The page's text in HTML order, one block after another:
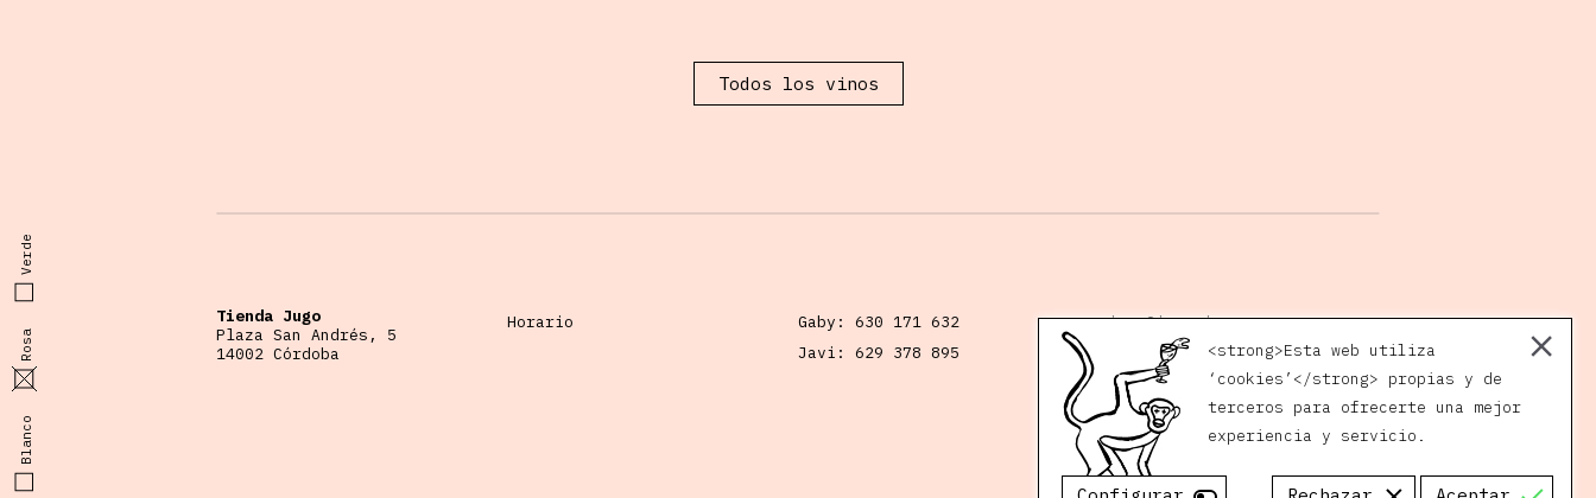
Verde
Rosa
Blanco
Todos los vinos
Tienda Jugo
Plaza San Andrés, 5
14002 Córdoba
Horario Gaby: 630 171 632
Javi: 629 378 895
quiero@jugovivo.com
Instagram
Facebook
<strong>Esta web utiliza
‘cookies’</strong> propias y de
terceros para ofrecerte una mejor
experiencia y servicio.